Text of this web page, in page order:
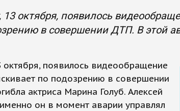
13 октября, появилось
в совершении ДТП. В этой
октября, появилось видеообращение
по подозрению в совершении
актриса Марина Голуб. Алексей
он в момент аварии управлял